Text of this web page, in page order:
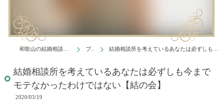
ブログ 結婚相談所を考えているあなたは必ずしも今までモテなかったわけではない【結の会】
結婚相談所を考えているあなたは必ずしも今まで
モテなかったわけではない【結の会】
2020/03/19